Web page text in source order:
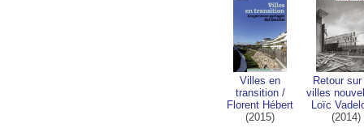
Villes en
transition/
Florent Hébert
(2015)
Retour
villes
Loïc
(2014)